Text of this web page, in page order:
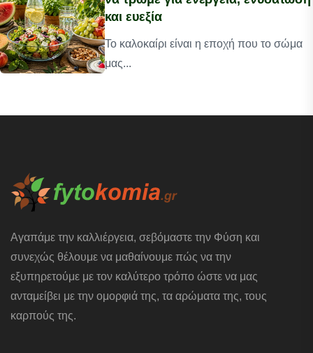
και ευεξία
Το καλοκαίρι είναι η εποχή που το σώμα
μας...
Αγαπάμε την καλλιέργεια, σεβόμαστε την Φύση και
συνεχώς θέλουμε να μαθαίνουμε πώς να την
εξυπηρετούμε με τον καλύτερο τρόπο ώστε να μας
ανταμείβει με την ομορφιά της, τα αρώματα της, τους
καρπούς της.